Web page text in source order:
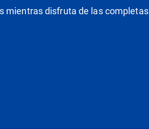
mientras disfruta de las completas